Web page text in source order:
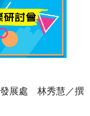
展處 林秀慧／撰